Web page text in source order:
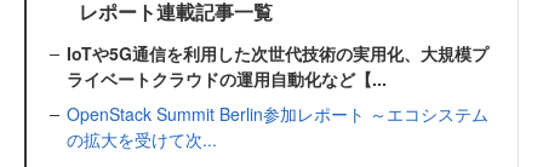
レポート連載記事一覧
IoTや5G通信を利用した次世代技術の実用化、大規模プ
ライベートクラウドの運用自動化など【...
OpenStack Summit Berlin参加レポート ～エコシステム
の拡大を受けて次...